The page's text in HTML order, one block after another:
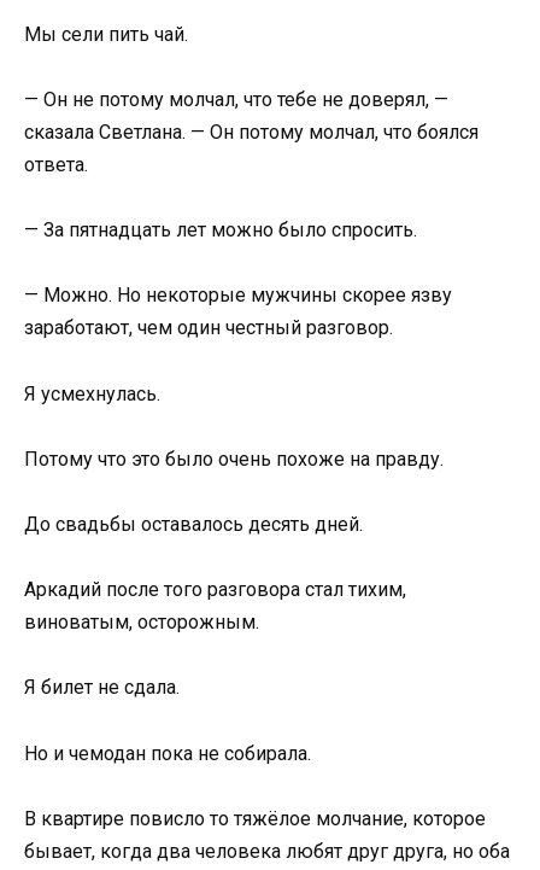
Мы сели пить чай.
— Он не потому молчал, что тебе не доверял, —
сказала Светлана. — Он потому молчал, что боялся
ответа.
— За пятнадцать лет можно было спросить.
— Можно. Но некоторые мужчины скорее язву
заработают, чем один честный разговор.
Я усмехнулась.
Потому что это было очень похоже на правду.
До свадьбы оставалось десять дней.
Аркадий после того разговора стал тихим,
виноватым, осторожным.
Я билет не сдала.
Но и чемодан пока не собирала.
В квартире повисло то тяжёлое молчание, которое
бывает, когда два человека любят друг друга, но оба